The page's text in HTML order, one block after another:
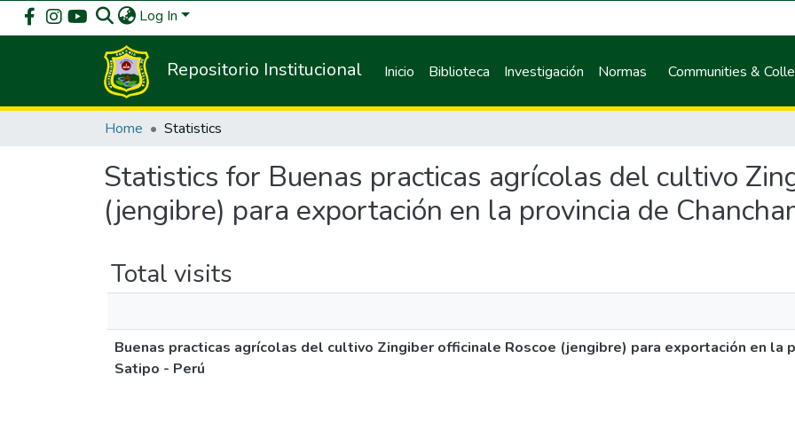
Log In
Repositorio Institucional Inicio Biblioteca Investigación Normas Communities &
Home Statistics
Statistics for Buenas practicas agrícolas del cultivo
(jengibre) para exportación en la provincia de
Total visits
Buenas practicas agrícolas del cultivo Zingiber officinale Roscoe (jengibre) para exportación en la
Satipo - Perú